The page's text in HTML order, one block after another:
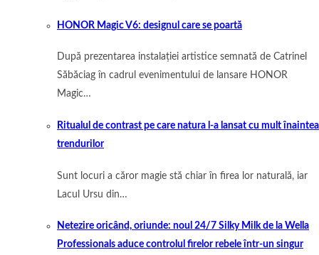
HONOR Magic V6: designul care se poartă
După prezentarea instalației artistice semnată de Catrinel
Săbăciag în cadrul evenimentului de lansare HONOR
Magic…
Ritualul de contrast pe care natura l-a lansat cu mult înaintea
trendurilor
Sunt locuri a căror magie stă chiar în firea lor naturală, iar
Lacul Ursu din…
Netezire oricând, oriunde: noul 24/7 Silky Milk de la Wella
Professionals aduce controlul firelor rebele într-un singur